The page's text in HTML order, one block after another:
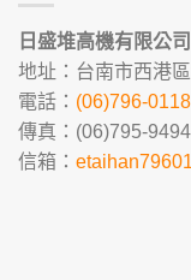
日盛堆高機有限公司
地址：台南市西港
電話： (06)796-0118
傳真：(06)795-9494
信箱：